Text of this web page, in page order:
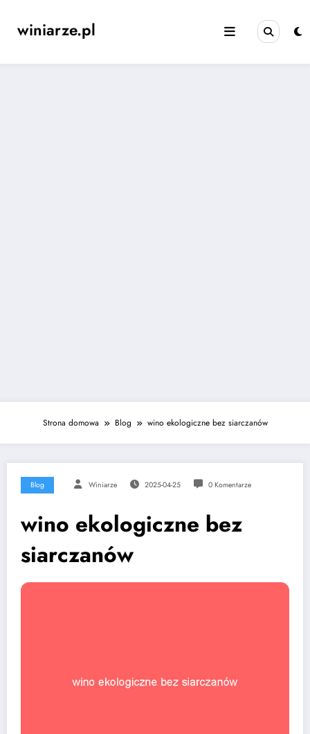
contentwiniarze.pl
Strona domowa Blog wino ekologiczne bez siarczanów
Blog Winiarze 2025-04-25 0 Komentarze
wino ekologiczne bez
siarczanów